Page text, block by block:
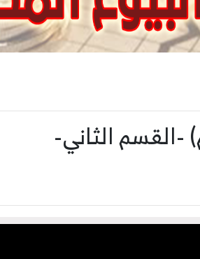
القسم الثاني-